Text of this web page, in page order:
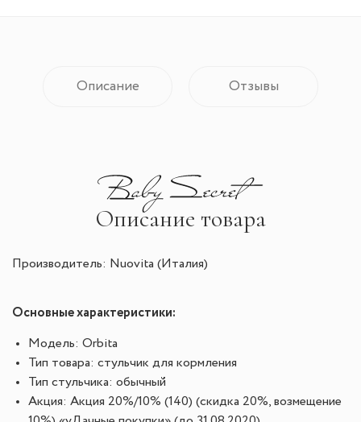
Описание Отзывы
Описание товара
Производитель: Nuovita (Италия)
Основные характеристики:
Модель: Orbita
Тип товара: стульчик для кормления
Тип стульчика: обычный
Акция: Акция 20%/10% (140) (скидка 20%, возмещение